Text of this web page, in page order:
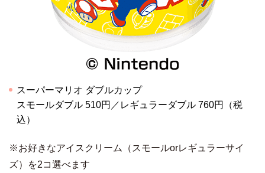
スーパーマリオ ダブルカップ
スモールダブル 510円／レギュラーダブル 760円（税
込）
※お好きなアイスクリーム（スモールorレギュラーサイ
ズ）を2コ選べます